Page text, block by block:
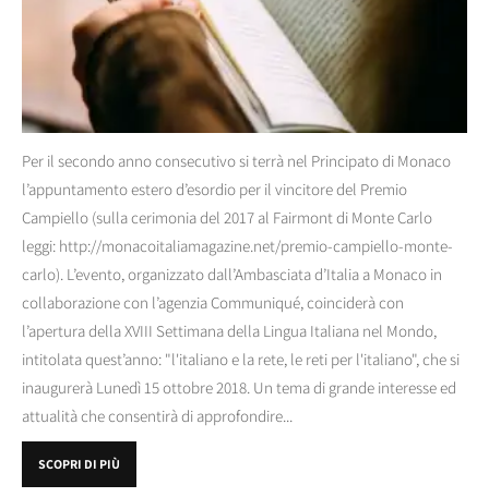
Per il secondo anno consecutivo si terrà nel Principato di Monaco
l’appuntamento estero d’esordio per il vincitore del Premio
Campiello (sulla cerimonia del 2017 al Fairmont di Monte Carlo
leggi: http://monacoitaliamagazine.net/premio-campiello-monte-
carlo). L’evento, organizzato dall’Ambasciata d’Italia a Monaco in
collaborazione con l’agenzia Communiqué, coinciderà con
l’apertura della XVIII Settimana della Lingua Italiana nel Mondo,
intitolata quest’anno: "l'italiano e la rete, le reti per l'italiano", che si
inaugurerà Lunedì 15 ottobre 2018. Un tema di grande interesse ed
attualità che consentirà di approfondire...
SCOPRI DI PIÙ